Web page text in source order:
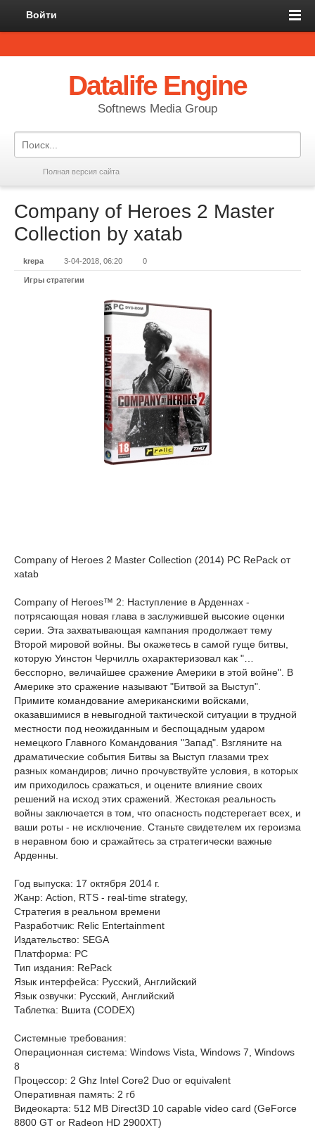
Войти
Datalife Engine
Softnews Media Group
Полная версия сайта
Company of Heroes 2 Master
Collection by xatab
krepa 3-04-2018, 06:20 0
Игры стратегии
Company of Heroes 2 Master Collection (2014) PC RePack от
xatab
Company of Heroes™ 2: Наступление в Арденнах -
потрясающая новая глава в заслужившей высокие оценки
серии. Эта захватывающая кампания продолжает тему
Второй мировой войны. Вы окажетесь в самой гуще битвы,
которую Уинстон Черчилль охарактеризовал как "…
бесспорно, величайшее сражение Америки в этой войне". В
Америке это сражение называют "Битвой за Выступ".
Примите командование американскими войсками,
оказавшимися в невыгодной тактической ситуации в трудной
местности под неожиданным и беспощадным ударом
немецкого Главного Командования "Запад". Взгляните на
драматические события Битвы за Выступ глазами трех
разных командиров; лично прочувствуйте условия, в которых
им приходилось сражаться, и оцените влияние своих
решений на исход этих сражений. Жестокая реальность
войны заключается в том, что опасность подстерегает всех, и
ваши роты - не исключение. Станьте свидетелем их героизма
в неравном бою и сражайтесь за стратегически важные
Арденны.
Год выпуска: 17 октября 2014 г.
Жанр: Action, RTS - real-time strategy,
Стратегия в реальном времени
Разработчик: Relic Entertainment
Издательство: SEGA
Платформа: PC
Тип издания: RePack
Язык интерфейса: Русский, Английский
Язык озвучки: Русский, Английский
Таблетка: Вшита (CODEX)
Системные требования:
Операционная система: Windows Vista, Windows 7, Windows
8
Процессор: 2 Ghz Intel Core2 Duo or equivalent
Оперативная память: 2 гб
Видеокарта: 512 MB Direct3D 10 capable video card (GeForce
8800 GT or Radeon HD 2900XT)